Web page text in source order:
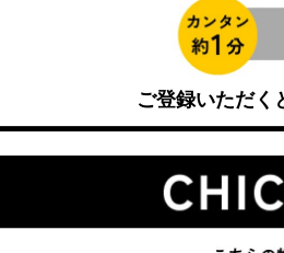
ご登録いただく